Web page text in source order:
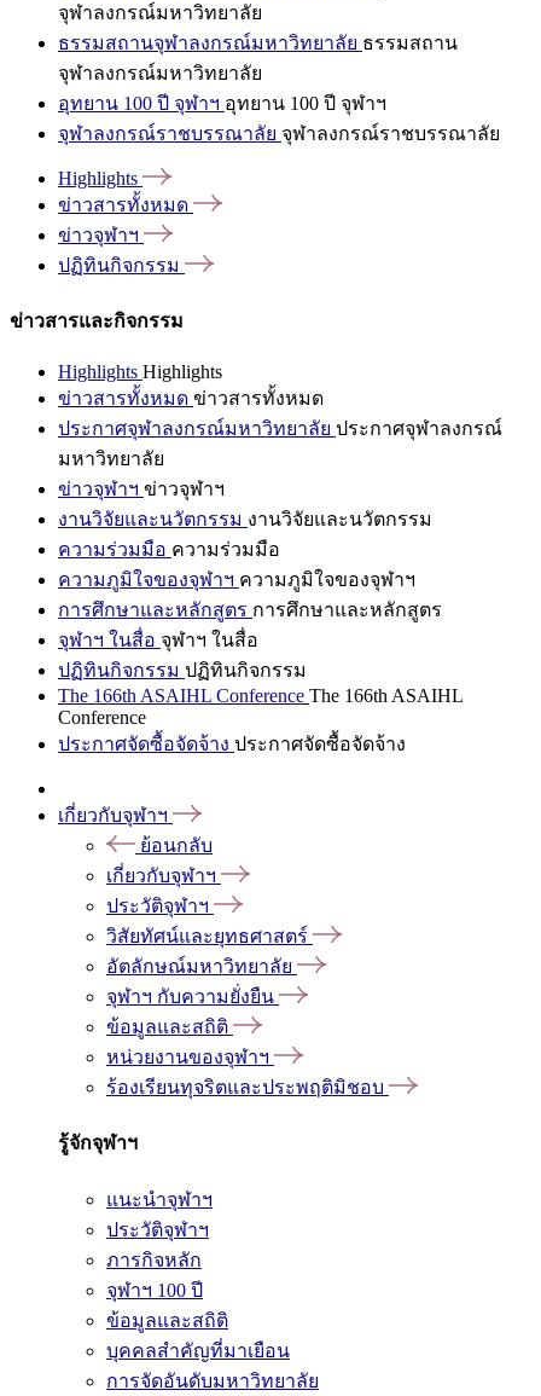
จุฬาลงกรณ์มหาวิทยาลัย
ธรรมสถานจุฬาลงกรณ์มหาวิทยาลัย ธรรมสถาน
จุฬาลงกรณ์มหาวิทยาลัย
อุทยาน 100 ปี จุฬาฯ อุทยาน 100 ปี จุฬาฯ
จุฬาลงกรณ์ราชบรรณาลัย จุฬาลงกรณ์ราชบรรณาลัย
Highlights
ข่าวสารทั้งหมด
ข่าวจุฬาฯ
ปฏิทินกิจกรรม
ข่าวสารและกิจกรรม
Highlights Highlights
ข่าวสารทั้งหมด ข่าวสารทั้งหมด
ประกาศจุฬาลงกรณ์มหาวิทยาลัย ประกาศจุฬาลงกรณ์
มหาวิทยาลัย
ข่าวจุฬาฯ ข่าวจุฬาฯ
งานวิจัยและนวัตกรรม งานวิจัยและนวัตกรรม
ความร่วมมือ ความร่วมมือ
ความภูมิใจของจุฬาฯ ความภูมิใจของจุฬาฯ
การศึกษาและหลักสูตร การศึกษาและหลักสูตร
จุฬาฯ ในสื่อ จุฬาฯ ในสื่อ
ปฏิทินกิจกรรม ปฏิทินกิจกรรม
The 166th ASAIHL Conference The 166th ASAIHL
Conference
ประกาศจัดซื้อจัดจ้าง ประกาศจัดซื้อจัดจ้าง
เกี่ยวกับจุฬาฯ
ย้อนกลับ
เกี่ยวกับจุฬาฯ
ประวัติจุฬาฯ
วิสัยทัศน์และยุทธศาสตร์
อัตลักษณ์มหาวิทยาลัย
จุฬาฯ กับความยั่งยืน
ข้อมูลและสถิติ
หน่วยงานของจุฬาฯ
ร้องเรียนทุจริตและประพฤติมิชอบ
รู้จักจุฬาฯ
แนะนำจุฬาฯ
ประวัติจุฬาฯ
ภารกิจหลัก
จุฬาฯ 100 ปี
ข้อมูลและสถิติ
บุคคลสำคัญที่มาเยือน
การจัดอันดับมหาวิทยาลัย